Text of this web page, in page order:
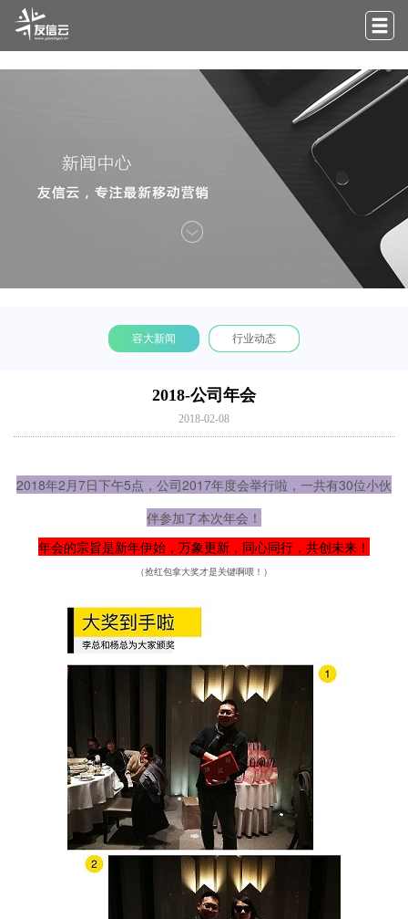
容大新闻 行业动态
2018-公司年会
2018-02-08
2018年2月7日下午5点，公司2017年度会举行啦，一共有30位小伙
伴参加了本次年会！
年会的宗旨是新年伊始，万象更新，同心同行，共创未来！
（抢红包拿大奖才是关键啊喂！）